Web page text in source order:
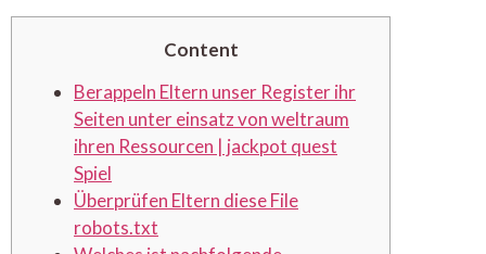
Content
Berappeln Eltern unser Register ihr
Seiten unter einsatz von weltraum
ihren Ressourcen | jackpot quest
Spiel
Überprüfen Eltern diese File
robots.txt